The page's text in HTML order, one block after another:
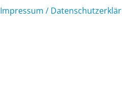
Impressum /